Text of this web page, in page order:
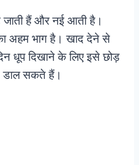
हैं और नई आती है।
अहम भाग है। खाद देने से
धूप दिखाने के लिए इसे छोड़
डाल सकते हैं।